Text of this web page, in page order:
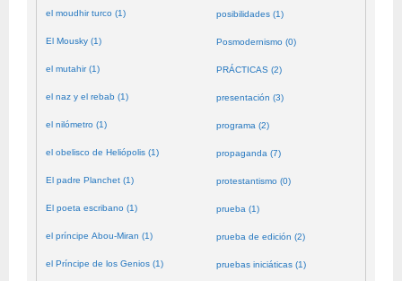
el moudhir turco (1)
El Mousky (1)
el mutahir (1)
el naz y el rebab (1)
el nilómetro (1)
el obelisco de Heliópolis (1)
El padre Planchet (1)
El poeta escribano (1)
el príncipe Abou-Miran (1)
el Príncipe de los Genios (1)
posibilidades (1)
Posmodernismo (0)
PRÁCTICAS (2)
presentación (3)
programa (2)
propaganda (7)
protestantismo (0)
prueba (1)
prueba de edición (2)
pruebas iniciáticas (1)